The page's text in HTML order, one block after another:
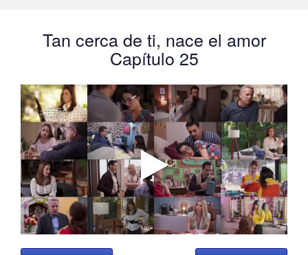
Tan cerca de ti, nace el amor
Capítulo 25